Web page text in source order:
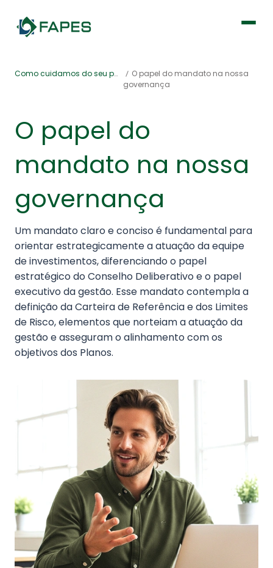
Institucional
Previdência
Portal de Serviços
Fale Conosco
Como cuidamos do seu patrimônio
O papel do mandato na nossa
governança
O papel do
mandato na nossa
governança
Um mandato claro e conciso é fundamental para
orientar estrategicamente a atuação da equipe
de investimentos, diferenciando o papel
estratégico do Conselho Deliberativo e o papel
executivo da gestão. Esse mandato contempla a
definição da Carteira de Referência e dos Limites
de Risco, elementos que norteiam a atuação da
gestão e asseguram o alinhamento com os
objetivos dos Planos.